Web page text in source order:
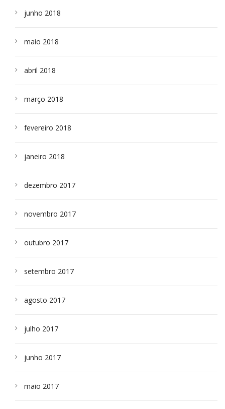
junho 2018
maio 2018
abril 2018
março 2018
fevereiro 2018
janeiro 2018
dezembro 2017
novembro 2017
outubro 2017
setembro 2017
agosto 2017
julho 2017
junho 2017
maio 2017